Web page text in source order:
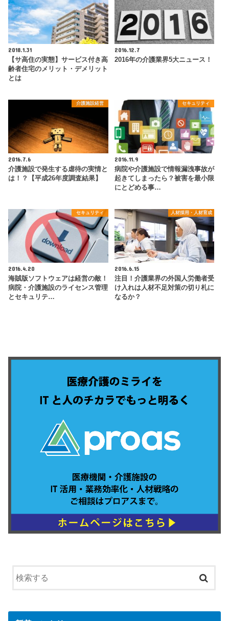
2018.1.31
【サ高住の実態】サービス付き高
齢者住宅のメリット・デメリット
とは
2016.12.7
2016年の介護業界5大ニュース！
介護施設経営
2016.7.6
介護施設で発生する虐待の実情と
は！？【平成26年度調査結果】
セキュリティ
2016.11.9
病院や介護施設で情報漏洩事故が
起きてしまったら？被害を最小限
にとどめる事…
セキュリティ
2016.4.20
海賊版ソフトウェアは経営の敵！
病院・介護施設のライセンス管理
とセキュリテ…
人材採用・人材育成
2016.6.15
注目！介護業界の外国人労働者受
け入れは人材不足対策の切り札に
なるか？